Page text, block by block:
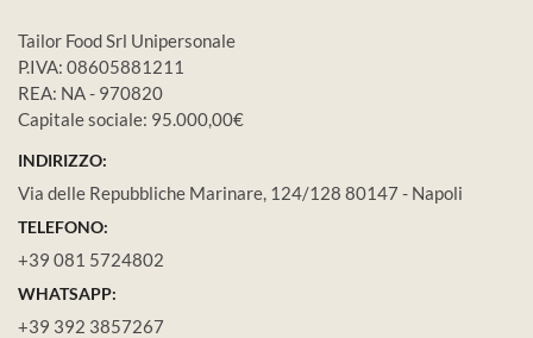
Tailor Food Srl Unipersonale
P.IVA: 08605881211
REA: NA - 970820
Capitale sociale: 95.000,00€
INDIRIZZO:
Via delle Repubbliche Marinare, 124/128 80147 - Napoli
TELEFONO:
+39 081 5724802
WHATSAPP:
+39 392 3857267